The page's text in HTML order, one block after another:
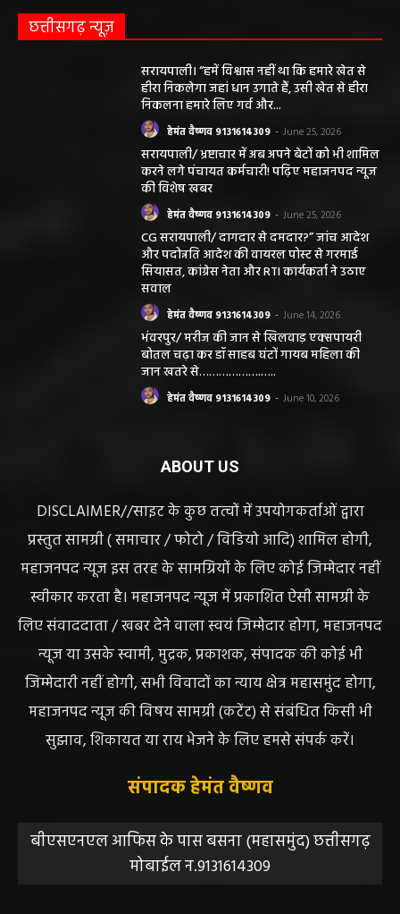
छत्तीसगढ़ न्यूज़
सरायपाली। “हमें विश्वास नहीं था कि हमारे खेत से
हीरा निकलेगा जहां धान उगाते हैं, उसी खेत से हीरा
निकलना हमारे लिए गर्व और...
हेमंत वैष्णव 9131614309 - June 25, 2026
सरायपाली/ भ्रष्टाचार में अब अपने बेटों को भी शामिल
करने लगे पंचायत कर्मचारी! पढ़िए महाजनपद न्यूज
की विशेष खबर
हेमंत वैष्णव 9131614309 - June 25, 2026
CG सरायपाली/ दागदार से दमदार?” जांच आदेश
और पदोन्नति आदेश की वायरल पोस्ट से गरमाई
सियासत, कांग्रेस नेता और RTI कार्यकर्ता ने उठाए
सवाल
हेमंत वैष्णव 9131614309 - June 14, 2026
भंवरपुर/ मरीज की जान से खिलवाड़ एक्सपायरी
बोतल चढ़ा कर डॉ साहब घंटों गायब महिला की
जान खतरे से……………….…..
हेमंत वैष्णव 9131614309 - June 10, 2026
ABOUT US
DISCLAIMER//साइट के कुछ तत्वों में उपयोगकर्ताओं द्वारा
प्रस्तुत सामग्री ( समाचार / फोटो / विडियो आदि) शामिल होगी,
महाजनपद न्यूज इस तरह के सामग्रियों के लिए कोई जिम्मेदार नहीं
स्वीकार करता है। महाजनपद न्यूज में प्रकाशित ऐसी सामग्री के
लिए संवाददाता / खबर देने वाला स्वयं जिम्मेदार होगा, महाजनपद
न्यूज या उसके स्वामी, मुद्रक, प्रकाशक, संपादक की कोई भी
जिम्मेदारी नहीं होगी, सभी विवादों का न्याय क्षेत्र महासमुंद होगा,
महाजनपद न्यूज की विषय सामग्री (कटेंट) से संबंधित किसी भी
सुझाव, शिकायत या राय भेजने के लिए हमसे संपर्क करें।
संपादक हेमंत वैष्णव
बीएसएनएल आफिस के पास बसना (महासमुंद) छत्तीसगढ़
मोबाईल न.9131614309